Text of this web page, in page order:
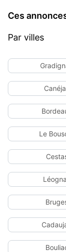
Ces
Par villes
Le